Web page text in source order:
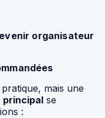
organisateur
pratique, mais une
principal se
: